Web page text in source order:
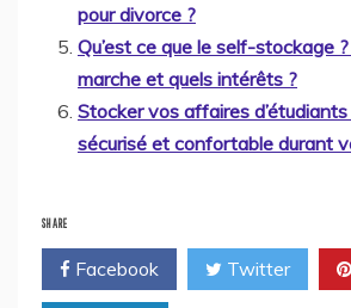
pour divorce ?
Qu’est ce que le self-stockage
marche et quels intérêts ?
Stocker vos affaires
sécurisé et confortable durant
SHARE
Facebook Twitter